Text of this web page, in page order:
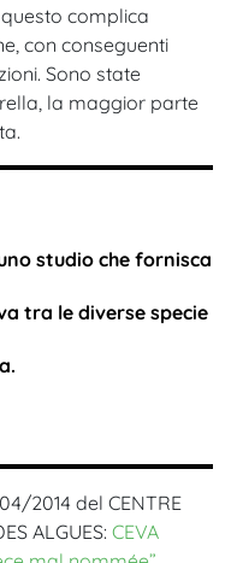
complica
con conseguenti
Sono state
la maggior parte
studio che fornisca
tra le diverse specie
2014 del CENTRE
ALGUES: CEVA